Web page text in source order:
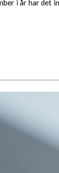
i år har